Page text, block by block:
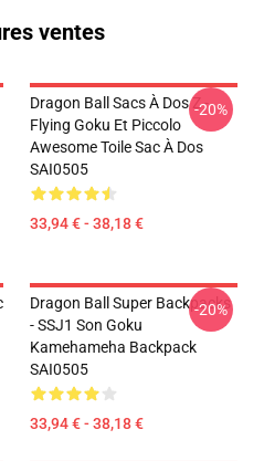
ventes
Dragon Ball Sacs À Dos Z -
Flying Goku Et Piccolo
Awesome Toile Sac À Dos
SAI0505
33,94 € - 38,18 €
-20%
Dragon Ball Super Backpacks
- SSJ1 Son Goku
Kamehameha Backpack
SAI0505
33,94 € - 38,18 €
-20%